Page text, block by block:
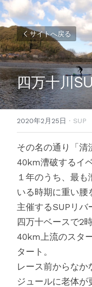
サイトへ戻る
四万十川
2020年2月25日 · SUP
その名の通り「清
40km漕破するイベ
１年のうち、最
いる時期に重い腰
主催するSUPリ
四万十ベースで2
40km上流のスタ
タート。
レース前からなか
ジュールに老体が